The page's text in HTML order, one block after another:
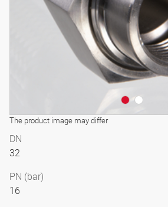
The product image may differ
DN
32
PN (bar)
16